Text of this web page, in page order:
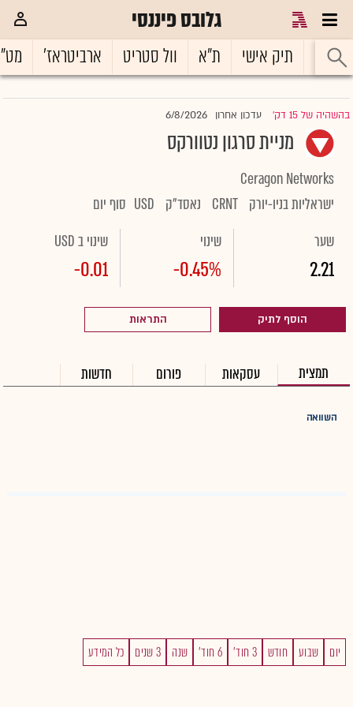
גלובס פיננסי
ראשי תיק אישי ת"א וול סטריט ארביטראז'
בהשהיה של 15 דק' |עדכון אחרון 6/8/2026
מניית סרגון נטוורקס
Ceragon Networks
ישראליות בניו-יורק CRNT נאסד"ק USD סוף יום
שער
2.21
שינוי
-0.45%
שינוי ב USD
-0.01
הוסף לתיק התראות
תמצית עסקאות פורום חדשות
השוואה
יום שבוע חודש 3 חוד' 6 חוד' שנה 3 שנים כל המידע